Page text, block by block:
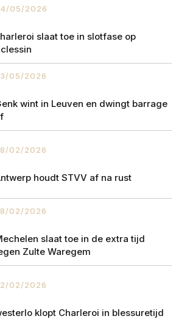
05/2026
slaat toe in slotfase op
05/2026
wint in Leuven en dwingt barrage
02/2026
houdt STVV af na rust
02/2026
slaat toe in de extra tijd
Zulte Waregem
02/2026
klopt Charleroi in blessuretijd